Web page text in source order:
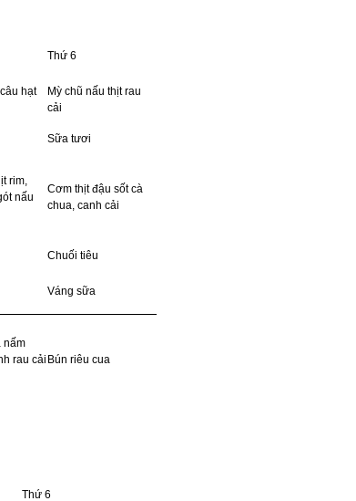
Thứ 6
hạt
Mỳ chũ nấu thịt rau
cải
Sữa tươi
rim,
nấu
Cơm thịt đậu sốt cà
chua, canh cải
Chuối tiêu
Váng sữa
nấm
rau cải Bún riêu cua
Thứ 6